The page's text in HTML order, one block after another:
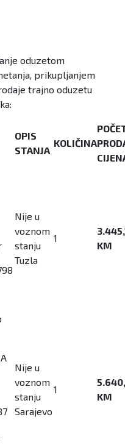
oduzetom
prikupljanjem
trajno oduzetu
OPIS
STANJA
KOLIČINA
Nije u
voznom
stanju
Tuzla
1
KM
Nije u
voznom
stanju
Sarajevo
1
KM